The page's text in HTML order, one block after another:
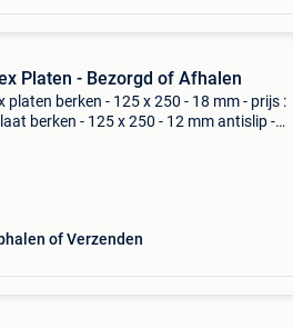
Platen - Bezorgd of Afhalen
platen berken - 125 x 250 - 18 mm - prijs :
berken - 125 x 250 - 12 mm antislip -
of Verzenden